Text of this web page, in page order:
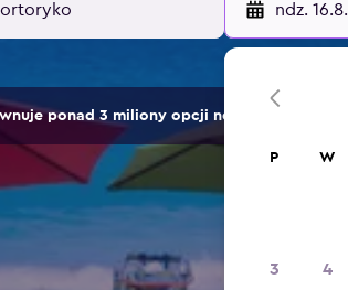
ndz. 16.8.
ponad 3 miliony opcji noclegów.
P W
3 4